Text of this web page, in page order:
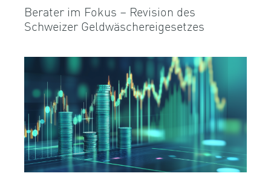
Berater im Fokus – Revision des
Schweizer Geldwäschereigesetzes